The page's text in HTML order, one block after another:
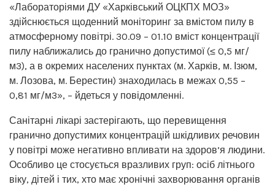
«Лабораторіями ДУ «Харківський ОЦКПХ МОЗ»
здійснюється щоденний моніторинг за вмістом пилу в
атмосферному повітрі. 30.09 – 01.10 вміст концентрації
пилу наближались до гранично допустимої (≤ 0,5 мг/
м3), а в окремих населених пунктах (м. Харків, м. Ізюм,
м. Лозова, м. Берестин) знаходилась в межах 0,55 –
0,81 мг/м3», – йдеться у повідомленні.
Санітарні лікарі застерігають, що перевищення
гранично допустимих концентрацій шкідливих речовин
у повітрі може негативно впливати на здоров’я людини.
Особливо це стосується вразливих груп: осіб літнього
віку, дітей і тих, хто має хронічні захворювання органів